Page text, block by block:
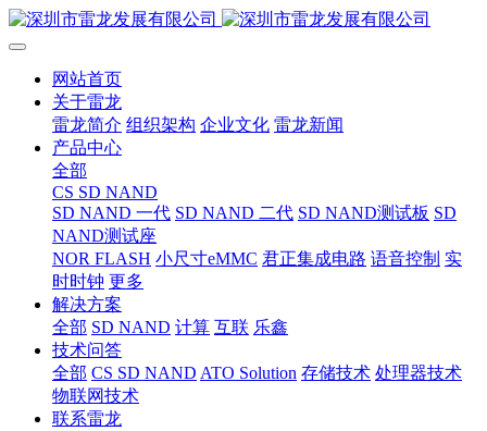
网站首页
关于雷龙
雷龙简介 组织架构 企业文化 雷龙新闻
产品中心
全部
CS SD NAND
SD NAND 一代 SD NAND 二代 SD NAND测试板 SD
NAND测试座
NOR FLASH 小尺寸eMMC 君正集成电路 语音控制 实
时时钟 更多
解决方案
全部 SD NAND 计算 互联 乐鑫
技术问答
全部 CS SD NAND ATO Solution 存储技术 处理器技术
物联网技术
联系雷龙